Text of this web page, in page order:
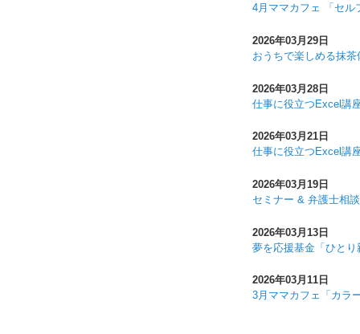
4月ママカフェ 「セル
2026年03月29日
おうちで楽しめる抹茶
2026年03月28日
仕事に役立つExcel講
2026年03月21日
仕事に役立つExcel講
2026年03月19日
セミナー & 弁護士相
2026年03月13日
夢を応援基金「ひと
2026年03月11日
3月ママカフェ「カラ